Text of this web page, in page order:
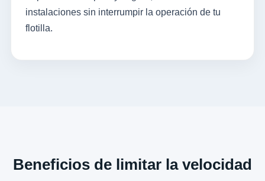
instalaciones sin interrumpir la operación de tu
flotilla.
Beneficios de limitar la velocidad